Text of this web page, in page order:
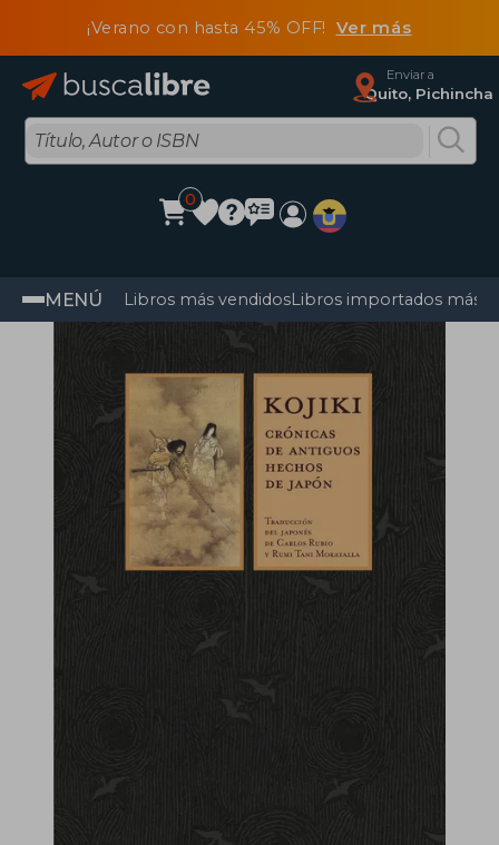
¡Verano con hasta 45% OFF! Ver más
Enviar a
Quito, Pichincha
0
MENÚ Libros más vendidosLibros importados más